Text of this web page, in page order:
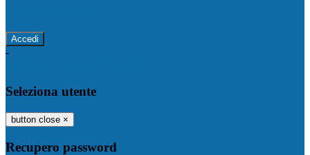
-
Seleziona utente
button close ×
Recupero password